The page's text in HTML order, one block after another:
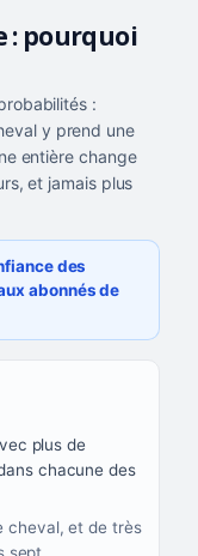
: pourquoi
:
y prend une
entière change
et jamais plus
des
abonnés de
plus de
chacune des
cheval, et de très